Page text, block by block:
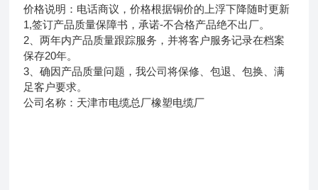
价格说明：电话商议，价格根据铜价的上浮下降随时更新
1,签订产品质量保障书，承诺-不合格产品绝不出厂。
2、两年内产品质量跟踪服务，并将客户服务记录在档案
保存20年。
3、确因产品质量问题，我公司将保修、包退、包换、满
足客户要求。
公司名称：天津市电缆总厂橡塑电缆厂